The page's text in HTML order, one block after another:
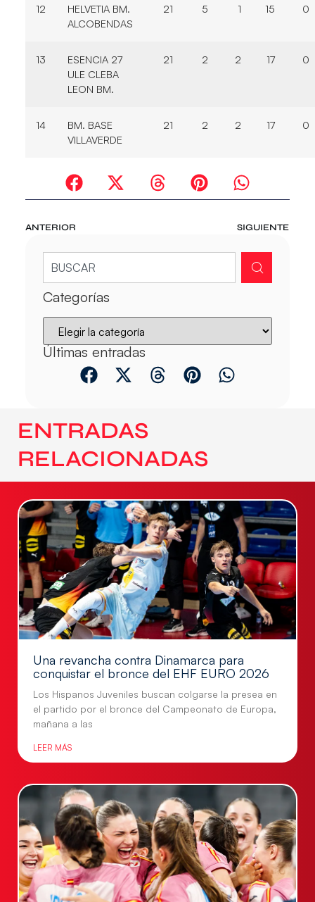
12
HELVETIA BM.
ALCOBENDAS
21 5 1 15 0
13
ESENCIA 27
ULE CLEBA
LEON BM.
21 2 2 17 0
14
BM. BASE
VILLAVERDE
21 2 2 17 0
ANTERIOR SIGUIENTE
Categorías
Últimas entradas
ENTRADAS
RELACIONADAS
Una revancha contra Dinamarca para
conquistar el bronce del EHF EURO 2026
Los Hispanos Juveniles buscan colgarse la presea en
el partido por el bronce del Campeonato de Europa,
mañana a las
LEER MÁS